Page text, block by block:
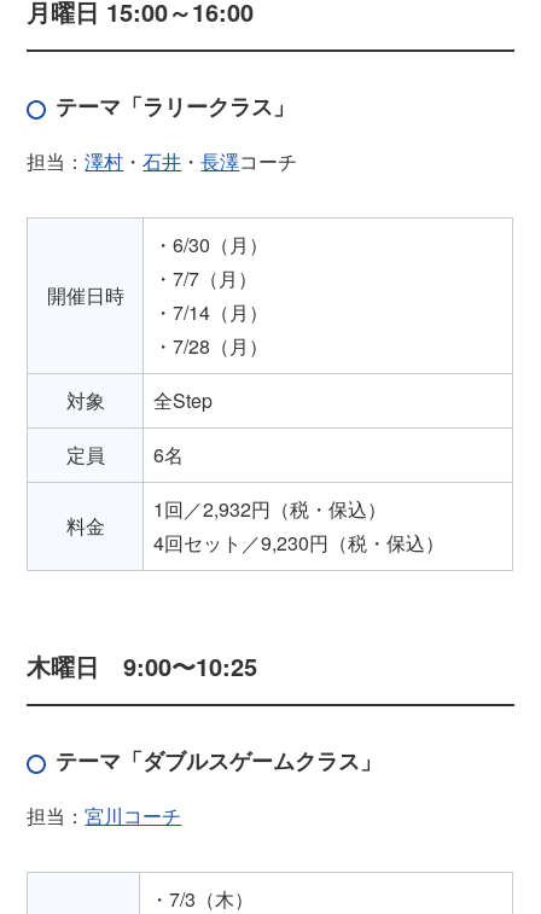
月曜日 15:00～16:00
テーマ「ラリークラス」
担当：澤村 ・石井 ・長澤コーチ
開催日時
・6/30（月）
・7/7（月）
・7/14（月）
・7/28（月）
対象
全Step
定員
6名
料金
1回／2,932円（税・保込）
4回セット／9,230円（税・保込）
木曜日 9:00〜10:25
テーマ「ダブルスゲームクラス」
担当：宮川コーチ
・7/3（木）